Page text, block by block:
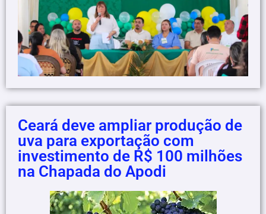
Ceará deve ampliar produção de
uva para exportação com
investimento de R$ 100 milhões
na Chapada do Apodi